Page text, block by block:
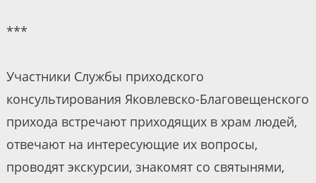
***
Участники Службы приходского
консультирования Яковлевско-Благовещенского
прихода встречают приходящих в храм людей,
отвечают на интересующие их вопросы,
проводят экскурсии, знакомят со святынями,